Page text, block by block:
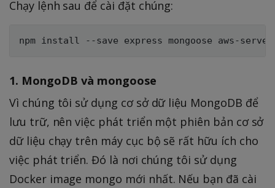
Chạy lệnh sau để cài đặt chúng:
1. MongoDB và mongoose
Vì chúng tôi sử dụng cơ sở dữ liệu MongoDB để
lưu trữ, nên việc phát triển một phiên bản cơ sở
dữ liệu chạy trên máy cục bộ sẽ rất hữu ích cho
việc phát triển. Đó là nơi chúng tôi sử dụng
Docker image mongo mới nhất. Nếu bạn đã cài